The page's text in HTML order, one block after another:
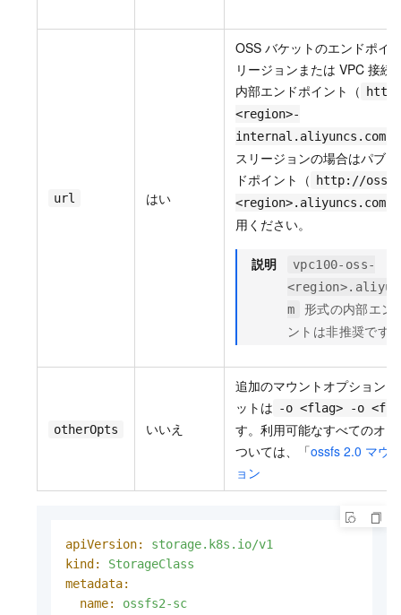
url はい
OSS バケットのエンドポイ
リージョンまたは VPC 接続
内部エンドポイント（
<region>-
internal.aliyuncs.com
スリージョンの場合はパブ
ドポイント（
http://oss-
<region>.aliyuncs.com
用ください。
説明
vpc100-oss-
m
形式の内部エン
ントは非推奨です
otherOpts いいえ
追加のマウントオプション
ットは -o <flag> -o
す。利用可能なすべてのオ
ついては、「ossfs 2.0 マウ
ョン
apiVersion:
storage.k8s.io/v1
kind:
StorageClass
metadata:
name:
ossfs2-sc